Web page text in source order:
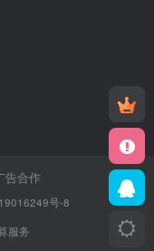
告合作
号-8
服务